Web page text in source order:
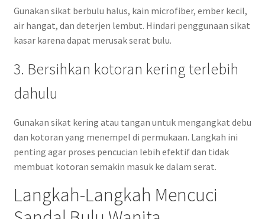
Gunakan sikat berbulu halus, kain microfiber, ember kecil,
air hangat, dan deterjen lembut. Hindari penggunaan sikat
kasar karena dapat merusak serat bulu.
3. Bersihkan kotoran kering terlebih
dahulu
Gunakan sikat kering atau tangan untuk mengangkat debu
dan kotoran yang menempel di permukaan. Langkah ini
penting agar proses pencucian lebih efektif dan tidak
membuat kotoran semakin masuk ke dalam serat.
Langkah-Langkah Mencuci